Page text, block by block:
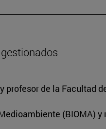
de la Facultad
(BIOMA)